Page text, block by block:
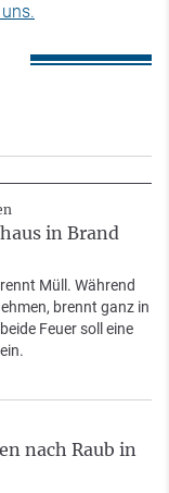
in Brand
Müll. Während
brennt ganz in
Feuer soll eine
nach Raub in